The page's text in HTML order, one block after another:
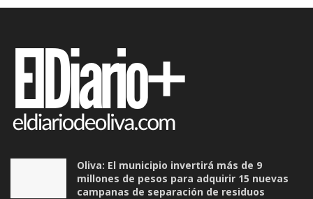
Oliva: El municipio invertirá más de 9
millones de pesos para adquirir 15 nuevas
campanas de separación de residuos